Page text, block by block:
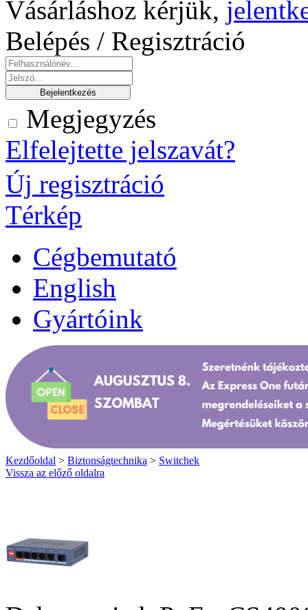
Vásárláshoz kérjük,
Belépés / Regisztráció
Megjegyzés
Elfelejtette jelszavát?
Új regisztráció
Térkép
Cégbemutató
English
Gyártóink
Kezdőoldal > Biztonságtechnika > Switchek
Vissza az előző oldalra